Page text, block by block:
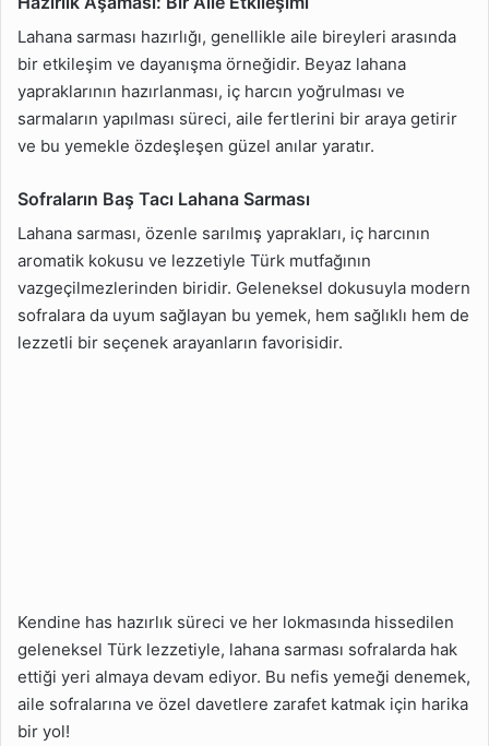
Lahana sarması hazırlığı, genellikle aile bireyleri arasında
bir etkileşim ve dayanışma örneğidir. Beyaz lahana
yapraklarının hazırlanması, iç harcın yoğrulması ve
sarmaların yapılması süreci, aile fertlerini bir araya getirir
ve bu yemekle özdeşleşen güzel anılar yaratır.
Sofraların Baş Tacı Lahana Sarması
Lahana sarması, özenle sarılmış yaprakları, iç harcının
aromatik kokusu ve lezzetiyle Türk mutfağının
vazgeçilmezlerinden biridir. Geleneksel dokusuyla modern
sofralara da uyum sağlayan bu yemek, hem sağlıklı hem de
lezzetli bir seçenek arayanların favorisidir.
Kendine has hazırlık süreci ve her lokmasında hissedilen
geleneksel Türk lezzetiyle, lahana sarması sofralarda hak
ettiği yeri almaya devam ediyor. Bu nefis yemeği denemek,
aile sofralarına ve özel davetlere zarafet katmak için harika
bir yol!